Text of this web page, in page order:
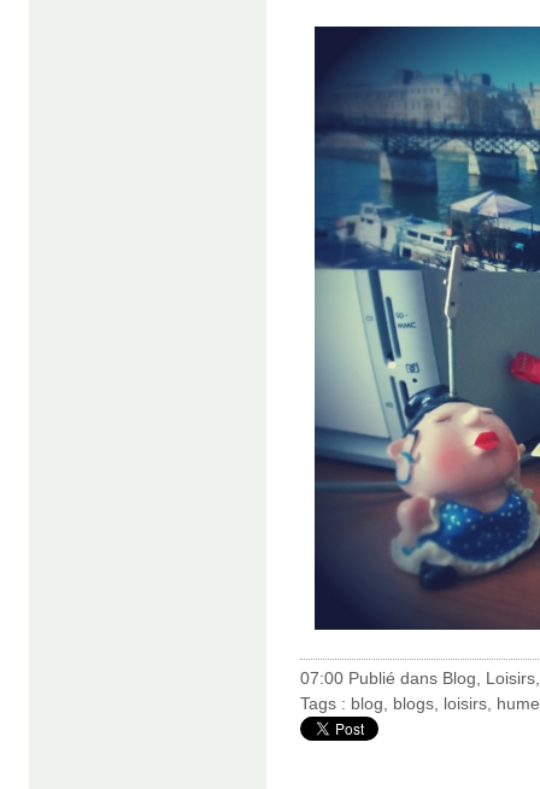
07:00 Publié dans Blog Loisirs
Tags : blog blogs loisirs